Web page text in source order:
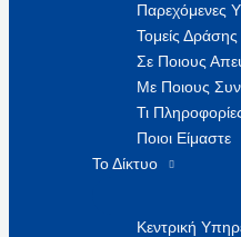
Παρεχόμενες
Τομείς
Σε Ποιους
Με Ποιους
Τι
Ποιοι Είμαστε
Το Δίκτυο
Κεντρική